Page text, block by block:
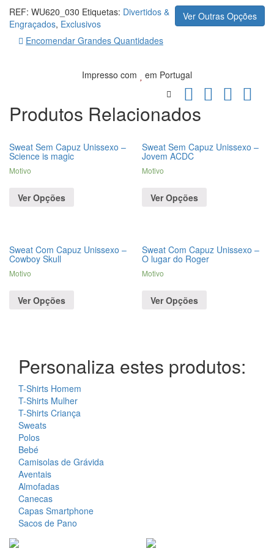
Ver Outras Opções
REF: WU620_030 Etiquetas: Divertidos &
Engraçados, Exclusivos
Encomendar Grandes Quantidades
Impresso com em Portugal
Produtos Relacionados
Sweat Sem Capuz Unissexo –
Science is magic
Motivo
Ver Opções
Sweat Sem Capuz Unissexo –
Jovem ACDC
Motivo
Ver Opções
Sweat Com Capuz Unissexo –
Cowboy Skull
Motivo
Ver Opções
Sweat Com Capuz Unissexo –
O lugar do Roger
Motivo
Ver Opções
Personaliza estes produtos:
T-Shirts Homem
T-Shirts Mulher
T-Shirts Criança
Sweats
Polos
Bebé
Camisolas de Grávida
Aventais
Almofadas
Canecas
Capas Smartphone
Sacos de Pano